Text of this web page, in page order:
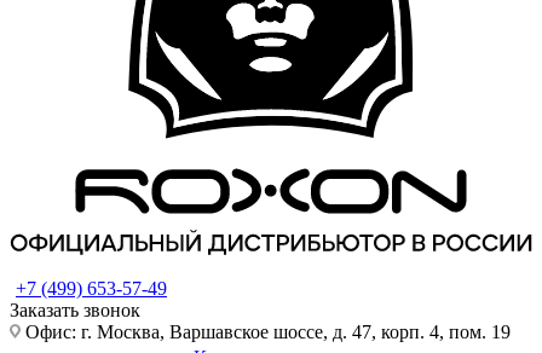
+7 (499) 653-57-49
Заказать звонок
Офис: г. Москва, Варшавское шоссе, д. 47, корп. 4, пом. 19